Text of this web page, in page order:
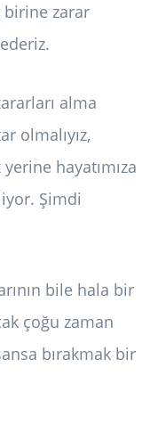
zarar
alma
olmalıyız,
hayatımıza
Şimdi
bile hala bir
çoğu zaman
bırakmak bir